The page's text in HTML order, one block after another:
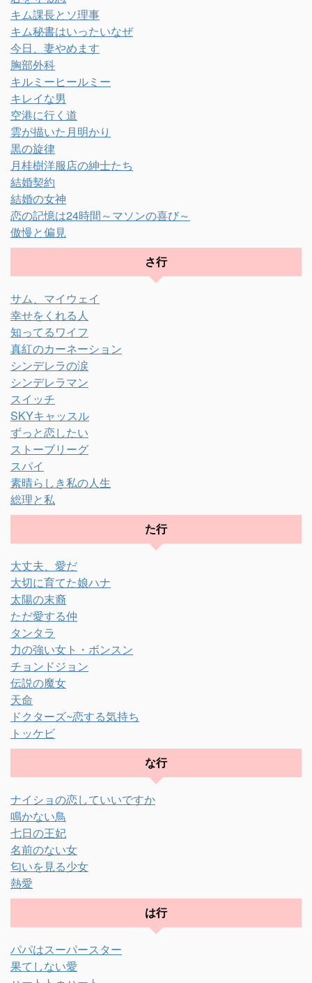
キム課長とソ理事
キム秘書はいったいなぜ
今日、妻やめます
胸部外科
キルミーヒールミー
キレイな男
空港に行く道
雲が描いた月明かり
黒の旋律
月桂樹洋服店の紳士たち
結婚契約
結婚の女神
恋の記憶は24時間～マソンの喜び～
傲慢と偏見
さ行
サム、マイウェイ
幸せをくれる人
知ってるワイフ
真紅のカーネーション
シンデレラの涙
シンデレラマン
スイッチ
SKYキャッスル
ずっと恋したい
ストーブリーグ
スパイ
素晴らしき私の人生
総理と私
た行
大丈夫、愛だ
大切に育てた娘ハナ
太陽の末裔
ただ愛する仲
タンタラ
力の強い女ト・ボンスン
チョンドジョン
伝説の魔女
天命
ドクターズ~恋する気持ち
トッケビ
な行
ナイショの恋していいですか
鳴かない鳥
七日の王妃
名前のない女
匂いを見る少女
熱愛
は行
パパはスーパースター
果てしない愛